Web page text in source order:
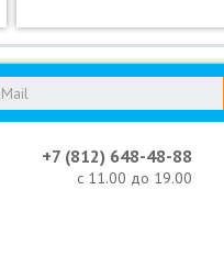
+7 (812) 648-48-88
с 11.00 до 19.00